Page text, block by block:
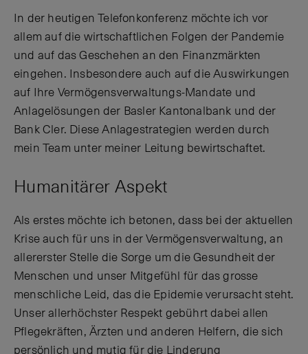
In der heutigen Telefonkonferenz möchte ich vor
allem auf die wirtschaftlichen Folgen der Pandemie
und auf das Geschehen an den Finanzmärkten
eingehen. Insbesondere auch auf die Auswirkungen
auf Ihre Vermögensverwaltungs-Mandate und
Anlagelösungen der Basler Kantonalbank und der
Bank Cler. Diese Anlagestrategien werden durch
mein Team unter meiner Leitung bewirtschaftet.
Humanitärer Aspekt
Als erstes möchte ich betonen, dass bei der aktuellen
Krise auch für uns in der Vermögensverwaltung, an
allererster Stelle die Sorge um die Gesundheit der
Menschen und unser Mitgefühl für das grosse
menschliche Leid, das die Epidemie verursacht steht.
Unser allerhöchster Respekt gebührt dabei allen
Pflegekräften, Ärzten und anderen Helfern, die sich
persönlich und mutig für die Linderung